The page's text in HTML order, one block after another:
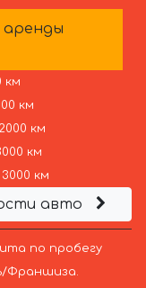
аренды
км
км
км
км
км
авто
по пробегу
Франшиза.